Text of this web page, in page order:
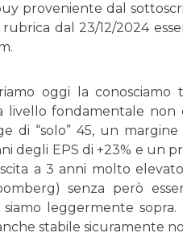
proveniente dal
dal 23/12/2024
oggi la
a livello fondamentale
di “solo” 45, un
degli EPS di +23% e un
a 3 anni molto
senza però
leggermente
stabile sicuramente